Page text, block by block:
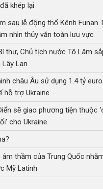
khép lại
sau lễ động thổ Kênh Funan
nhìn thủy văn toàn lưu vực
thư, Chủ tịch nước Tô Lâm
Lây Lan
châu Âu sử dụng 1.4 tỷ
hỗ trợ Ukraine
sẽ giao phương tiện thuộc
cho Ukraine
âm thầm của Trung Quốc
Mỹ Latinh